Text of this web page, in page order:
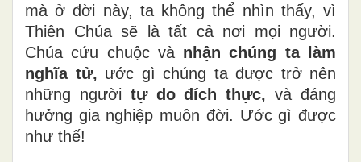
mà ở đời này, ta không thể nhìn thấy, vì
Thiên Chúa sẽ là tất cả nơi mọi người.
Chúa cứu chuộc và nhận chúng ta làm
nghĩa tử, ước gì chúng ta được trở nên
những người tự do đích thực, và đáng
hưởng gia nghiệp muôn đời. Ước gì được
như thế!